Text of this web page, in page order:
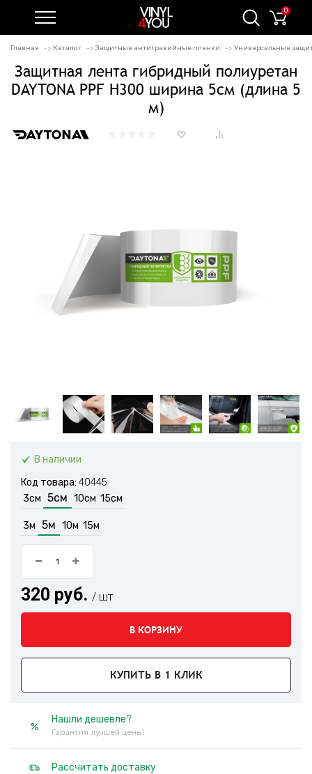
0
Главная Каталог Защитные антигравийные пленки Универсальные
Защитная лента гибридный полиуретан
DAYTONA PPF H300 ширина 5см (длина 5
м)
В наличии
Код товара: 40445
3см 5см 10см 15см
3м 5м 10м 15м
320 руб. / шт
В КОРЗИНУ
КУПИТЬ В 1 КЛИК
Нашли дешевле?
Гарантия лучшей цены!
Рассчитать доставку